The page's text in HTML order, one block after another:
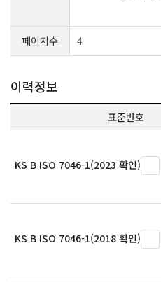
페이지수 4
이력정보
표준번호
KS B ISO 7046-1(2023 확인)
KS B ISO 7046-1(2018 확인)